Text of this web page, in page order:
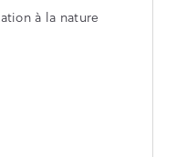
à la nature